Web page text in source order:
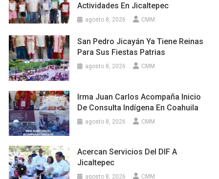
Actividades En Jicaltepec
agosto 8, 2026 CMM
San Pedro Jicayán Ya Tiene Reinas
Para Sus Fiestas Patrias
agosto 8, 2026 CMM
Irma Juan Carlos Acompaña Inicio
De Consulta Indígena En Coahuila
agosto 8, 2026 CMM
Acercan Servicios Del DIF A
Jicaltepec
agosto 8, 2026 CMM